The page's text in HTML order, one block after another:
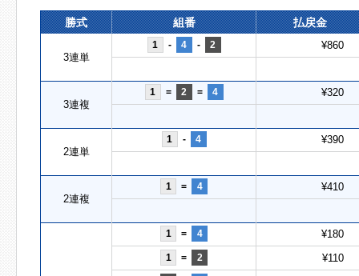
勝式 組番 払戻金
3連単
1 - 4 - 2 ¥860
3連複
1 = 2 = 4 ¥320
2連単
1 - 4 ¥390
2連複
1 = 4 ¥410
1 = 4 ¥180
1 = 2 ¥110